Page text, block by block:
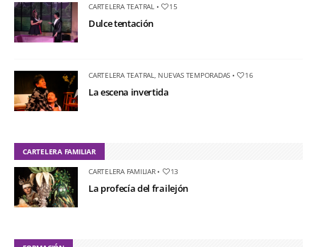
CARTELERA TEATRAL• 15
Dulce tentación
CARTELERA TEATRAL, NUEVAS TEMPORADAS • 16
La escena invertida
CARTELERA FAMILIAR
CARTELERA FAMILIAR• 13
La profecía del frailejón